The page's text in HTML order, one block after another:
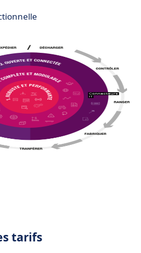
client et univers de
tarifs